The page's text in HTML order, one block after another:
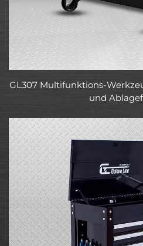
GL307 Multifunktions-
und